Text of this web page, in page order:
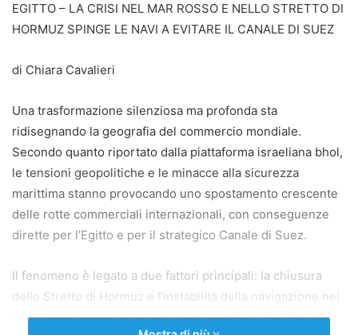
EGITTO – LA CRISI NEL MAR ROSSO E NELLO STRETTO DI
HORMUZ SPINGE LE NAVI A EVITARE IL CANALE DI SUEZ
di Chiara Cavalieri
Una trasformazione silenziosa ma profonda sta
ridisegnando la geografia del commercio mondiale.
Secondo quanto riportato dalla piattaforma israeliana bhol,
le tensioni geopolitiche e le minacce alla sicurezza
marittima stanno provocando uno spostamento crescente
delle rotte commerciali internazionali, con conseguenze
dirette per l’Egitto e per il strategico Canale di Suez.
Il fenomeno è legato a due fattori principali: la chiusura
dello Stretto di Hormuz e l’instabilità della navigazione nel
Mar Rosso, aggravata negli ultimi anni dagli attacchi degli